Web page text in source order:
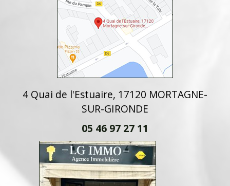
4 Quai de l'Estuaire, 17120 MORTAGNE-
SUR-GIRONDE
05 46 97 27 11